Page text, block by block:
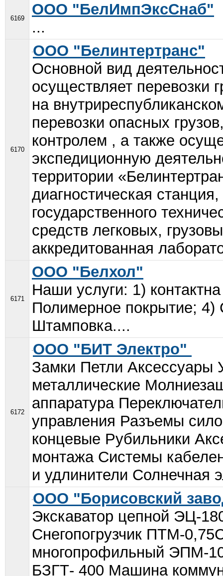
6169
ООО "БелИмпЭксСнаб"
...
6170
ООО "Белинтертранс"
Основной вид
осуществляет перевозки
на
перевозки опасных
контролем , а также
экспедиционную
территории
диагностическая
государственного
средств легковых,
аккредитованная
6171
ООО "Белхол"
Наши услуги: 1)
Полимерное покрытие; 4)
Штамповка....
6172
ООО "БИТ Электро"
Замки Петли Аксессуары
металлические
аппаратура
управления Разъемы
концевые Рубильники
монтажа Системы
и удлинители Солнечная
ООО "Борисовский
Экскаватор цепной ЭЦ-
Снегопогрузчик ПТМ-
многопрофильный ЭПМ-
БЗГТ- 400 Машина